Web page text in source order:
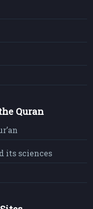
Quran
its sciences